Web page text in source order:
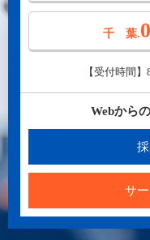
千 葉.
【受付時間
Webから
サ